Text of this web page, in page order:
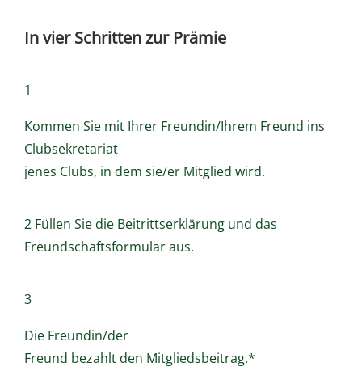
In vier Schritten zur Prämie
1
Kommen Sie mit Ihrer Freundin/Ihrem Freund ins
Clubsekretariat
jenes Clubs, in dem sie/er Mitglied wird.
2 Füllen Sie die Beitrittserklärung und das
Freundschaftsformular aus.
3
Die Freundin/der
Freund bezahlt den Mitgliedsbeitrag.*